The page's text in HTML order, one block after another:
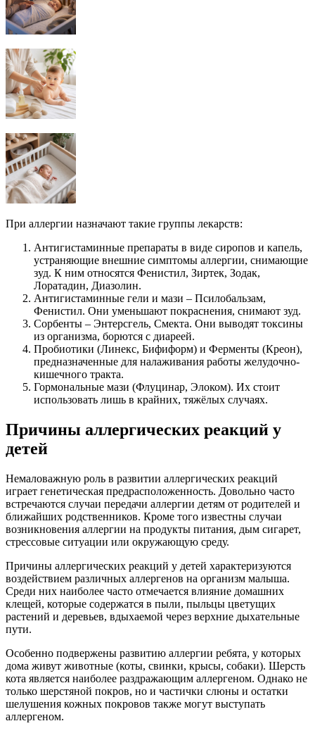
При аллергии назначают такие группы лекарств:
Антигистаминные препараты в виде сиропов и капель,
устраняющие внешние симптомы аллергии, снимающие
зуд. К ним относятся Фенистил, Зиртек, Зодак,
Лоратадин, Диазолин.
Антигистаминные гели и мази – Псилобальзам,
Фенистил. Они уменьшают покраснения, снимают зуд.
Сорбенты – Энтерсгель, Смекта. Они выводят токсины
из организма, борются с диареей.
Пробиотики (Линекс, Бифиформ) и Ферменты (Креон),
предназначенные для налаживания работы желудочно-
кишечного тракта.
Гормональные мази (Флуцинар, Элоком). Их стоит
использовать лишь в крайних, тяжёлых случаях.
Причины аллергических реакций у
детей
Немаловажную роль в развитии аллергических реакций
играет генетическая предрасположенность. Довольно часто
встречаются случаи передачи аллергии детям от родителей и
ближайших родственников. Кроме того известны случаи
возникновения аллергии на продукты питания, дым сигарет,
стрессовые ситуации или окружающую среду.
Причины аллергических реакций у детей характеризуются
воздействием различных аллергенов на организм малыша.
Среди них наиболее часто отмечается влияние домашних
клещей, которые содержатся в пыли, пыльцы цветущих
растений и деревьев, вдыхаемой через верхние дыхательные
пути.
Особенно подвержены развитию аллергии ребята, у которых
дома живут животные (коты, свинки, крысы, собаки). Шерсть
кота является наиболее раздражающим аллергеном. Однако не
только шерстяной покров, но и частички слюны и остатки
шелушения кожных покровов также могут выступать
аллергеном.